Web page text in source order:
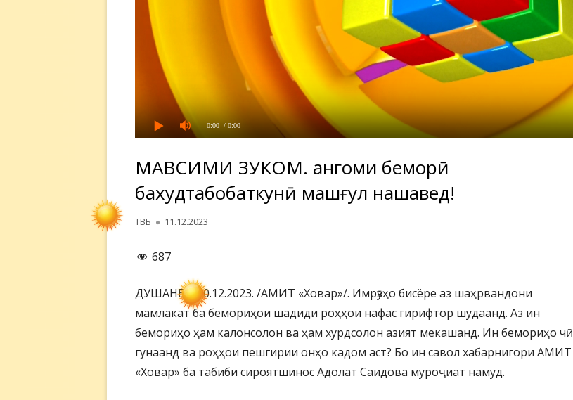
0:00 / 0:00
МАВСИМИ ЗУКОМ. Ҳангоми беморӣ
бахудтабобаткунӣ машғул нашавед!
Автор
ТВБ Опубликовано
11.12.2023
687
ДУШАНБЕ, 10.12.2023. /АМИТ «Ховар»/. Имрӯзҳо бисёре аз шаҳрвандони
мамлакат ба бемориҳои шадиди роҳҳои нафас гирифтор шудаанд. Аз ин
бемориҳо ҳам калонсолон ва ҳам хурдсолон азият мекашанд. Ин бемориҳо чӣ
гунаанд ва роҳҳои пешгирии онҳо кадом аст? Бо ин савол хабарнигори АМИТ
«Ховар» ба табиби сироятшинос Адолат Саидова муроҷиат намуд.